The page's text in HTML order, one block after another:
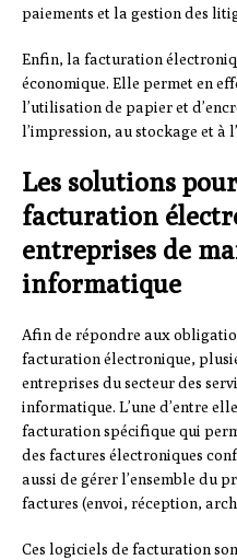
paiements et la gestion des
Enfin, la facturation
économique. Elle permet en
l’utilisation de papier et
l’impression, au stockage et à
Les solutions
facturation
entreprises de
informatique
Afin de répondre aux
facturation électronique,
entreprises du secteur des
informatique. L’une d’entre
facturation spécifique qui
des factures électroniques
aussi de gérer l’ensemble du
factures (envoi, réception,
Ces logiciels de facturation